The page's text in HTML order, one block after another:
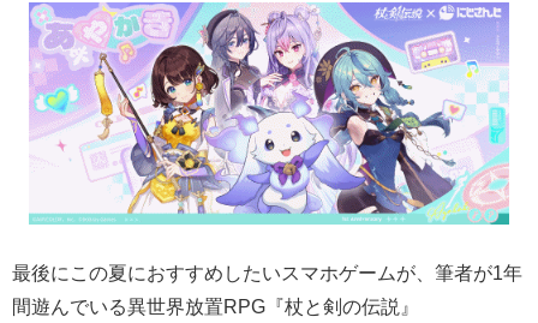
最後にこの夏におすすめしたいスマホゲームが、筆者が1年
間遊んでいる異世界放置RPG『杖と剣の伝説』